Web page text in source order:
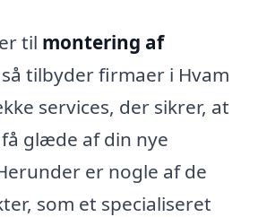
til montering af
tilbyder firmaer i Hvam
services, der sikrer, at
glæde af din nye
er nogle af de
som et specialiseret